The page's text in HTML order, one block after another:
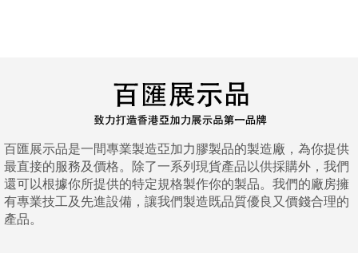
百匯展示品是一間專業製造亞加力膠製品的製造廠，為你提供
最直接的服務及價格。除了一系列現貨產品以供採購外，我們
還可以根據你所提供的特定規格製作你的製品。我們的廠房擁
有專業技工及先進設備，讓我們製造既品質優良又價錢合理的
產品。